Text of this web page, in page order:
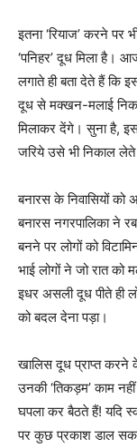
इतना ‘रियाज’ करने
‘पनिहर’ दूध मिला है।
लगाते ही बता देते हैं कि
दूध से मक्खन-मलाई
मिलाकर देंगे। सुना है,
जरिये उसे भी निकाल लेते
बनारस के निवासियों को
बनारस नगरपालिका ने
बनने पर लोगों को
भाई लोगों ने जो रात को
इधर असली दूध पीते ही
को बदल देना पड़ा।
खालिस दूध प्राप्त करने
उनकी ‘तिकड़म’ काम
घपला कर बैठते हैं! यदि
पर कुछ प्रकाश डाल